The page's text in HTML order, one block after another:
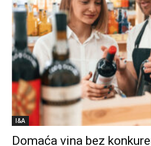
I&A
Domaća vina bez